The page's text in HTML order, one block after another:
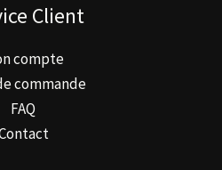
Client
compte
commande
FAQ